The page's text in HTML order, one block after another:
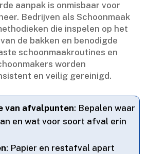
aanpak is onmisbaar voor
Bedrijven als Schoonmaak
die inspelen op het
de bakken en benodigde
schoonmaakroutines en
worden
en veilig gereinigd.​
van afvalpunten: Bepalen waar
en wat voor soort afval erin
: Papier en restafval apart